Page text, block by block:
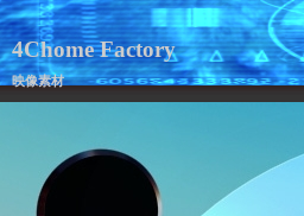
4Chome Factory
映像素材